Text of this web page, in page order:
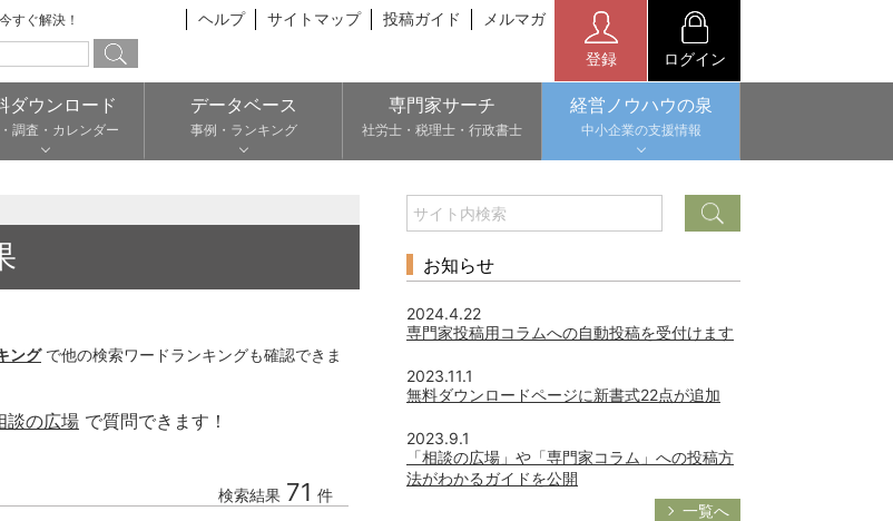
すぐ解決！ ヘルプ サイトマップ 投稿ガイド メルマガ
登録 ログイン
ダウンロード
調査・カレンダー
データベース
事例・ランキング
専門家サーチ
社労士・税理士・行政書士
経営ノウハウの泉
中小企業の支援情報
ングで他の検索ワードランキングも確認できま
談の広場 で質問できます！
検索結果 71 件
お知らせ
2024.4.22
専門家投稿用コラムへの自動投稿を受付けます
2023.11.1
無料ダウンロードページに新書式22点が追加
2023.9.1
「相談の広場」や「専門家コラム」への投稿方
法がわかるガイドを公開
一覧へ